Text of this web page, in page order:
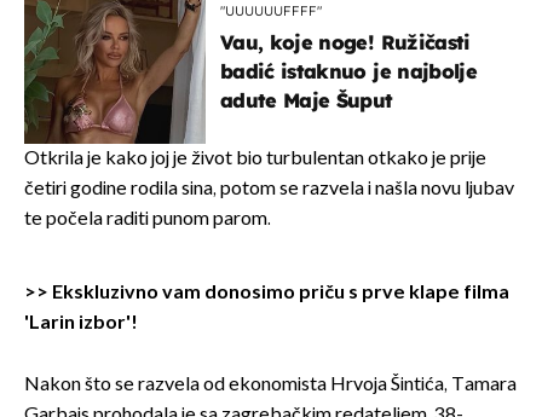
"UUUUUUFFFF"
Vau, koje noge! Ružičasti
badić istaknuo je najbolje
adute Maje Šuput
Otkrila je kako joj je život bio turbulentan otkako je prije
četiri godine rodila sina, potom se razvela i našla novu ljubav
te počela raditi punom parom.
>> Ekskluzivno vam donosimo priču s prve klape filma
'Larin izbor'!
Nakon što se razvela od ekonomista Hrvoja Šintića, Tamara